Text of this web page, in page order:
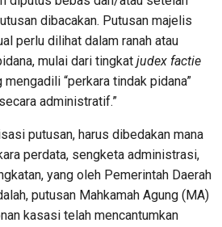
dibacakan. Putusan majelis
perlu dilihat dalam ranah atau
mulai dari tingkat judex factie
mengadili “perkara tindak pidana”
administratif.”
putusan, harus dibedakan mana
perdata, sengketa administrasi,
yang oleh Pemerintah Daerah
putusan Mahkamah Agung (MA)
kasasi telah mencantumkan